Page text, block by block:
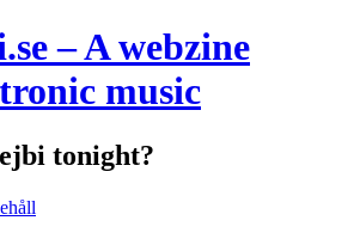
– A webzine
music
tonight?